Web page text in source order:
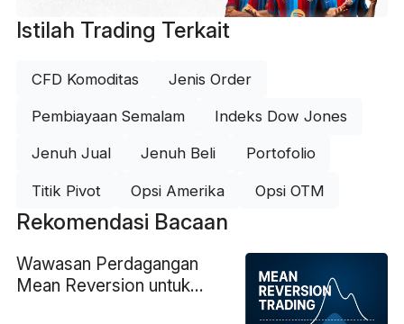
Istilah Trading Terkait
CFD Komoditas Jenis Order
Pembiayaan Semalam Indeks Dow Jones
Jenuh Jual Jenuh Beli Portofolio
Titik Pivot Opsi Amerika Opsi OTM
Rekomendasi Bacaan
Wawasan Perdagangan
Mean Reversion untuk